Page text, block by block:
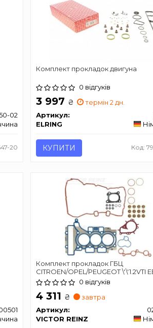
02
20
Комплект прокладок двигуна
0 відгуків
3 997 ₴
термін 2 дн.
Артикул:
ELRING
КУПИТИ Код:
Комплект прокладок ГБЦ
CITROEN/OPEL/PEUGEOT \'\'1.2VTI
\'\'12>>
0 відгуків
4 311 ₴
завтра
Артикул:
VICTOR REINZ